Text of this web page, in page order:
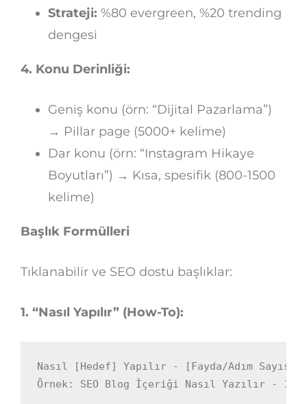
Strateji: %80 evergreen, %20 trending
dengesi
4. Konu Derinliği:
Geniş konu (örn: “Dijital Pazarlama”)
→ Pillar page (5000+ kelime)
Dar konu (örn: “Instagram Hikaye
Boyutları”) → Kısa, spesifik (800-1500
kelime)
Başlık Formülleri
Tıklanabilir ve SEO dostu başlıklar:
1. “Nasıl Yapılır” (How-To):
Nasıl [Hedef] Yapılır - [Fayda/Adım Sayısı]
Örnek: SEO Blog İçeriği Nasıl Yazılır - 10